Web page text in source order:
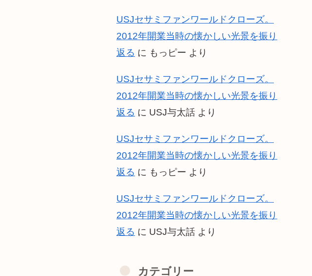
USJセサミファンワールドクローズ。
2012年開業当時の懐かしい光景を振り
返る に もっピー より
USJセサミファンワールドクローズ。
2012年開業当時の懐かしい光景を振り
返る に USJ与太話 より
USJセサミファンワールドクローズ。
2012年開業当時の懐かしい光景を振り
返る に もっピー より
USJセサミファンワールドクローズ。
2012年開業当時の懐かしい光景を振り
返る に USJ与太話 より
カテゴリー